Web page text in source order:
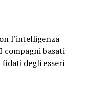
l’intelligenza
compagni basati
degli esseri